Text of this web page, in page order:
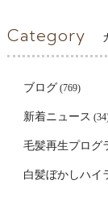
Category
ブログ (769)
新着ニュース
毛髪再生プログ
白髪ぼかしハイ